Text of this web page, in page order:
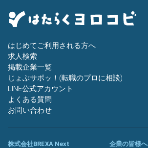
はじめてご利用される方へ
求人検索
掲載企業一覧
じょぶサポッ！(転職のプロに相談)
LINE公式アカウント
よくある質問
お問い合わせ
株式会社BREXA Next
企業の皆様へ